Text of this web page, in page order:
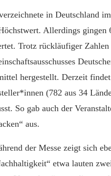
in Deutschland
Allerdings
Trotz rückläufiger
hergestellt. Derzeit
(782 aus 34
So gab auch der
aus.
der Messe zeigt sich
etwa lauten